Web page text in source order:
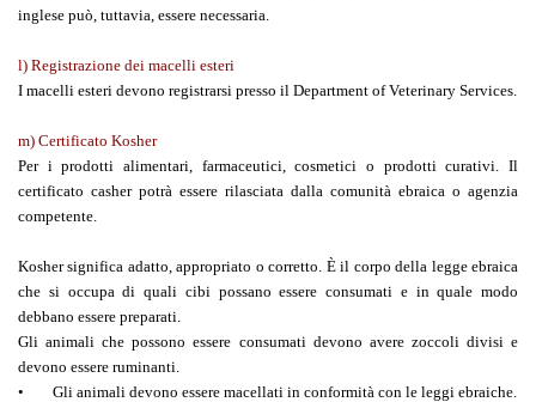
inglese può, tuttavia, essere necessaria.
l) Registrazione dei macelli esteri
I macelli esteri devono registrarsi presso il Department of Veterinary Services.
m) Certificato Kosher
Per i prodotti alimentari, farmaceutici, cosmetici o prodotti curativi. Il
certificato casher potrà essere rilasciata dalla comunità ebraica o agenzia
competente.
Kosher significa adatto, appropriato o corretto. È il corpo della legge ebraica
che si occupa di quali cibi possano essere consumati e in quale modo
debbano essere preparati.
Gli animali che possono essere consumati devono avere zoccoli divisi e
devono essere ruminanti.
• Gli animali devono essere macellati in conformità con le leggi ebraiche.